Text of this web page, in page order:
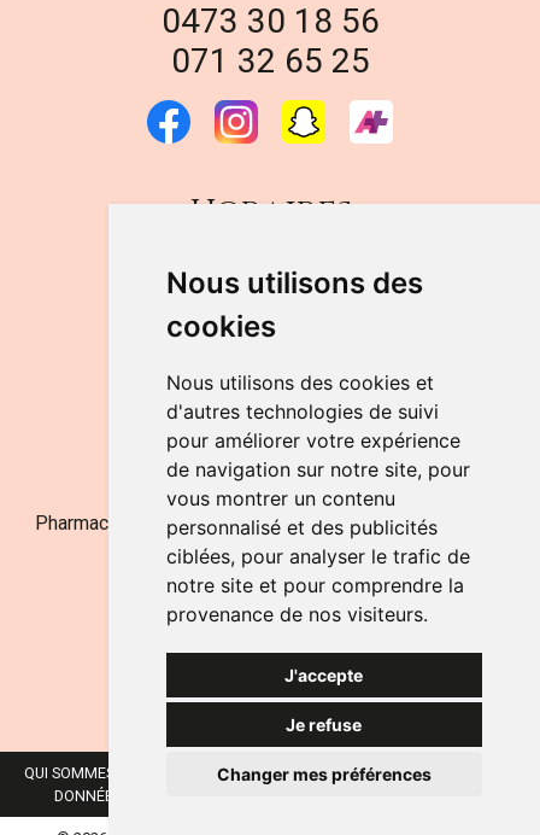
Nous utilisons des
cookies
Nous utilisons des cookies et
d'autres technologies de suivi
pour améliorer votre expérience
de navigation sur notre site, pour
vous montrer un contenu
personnalisé et des publicités
ciblées, pour analyser le trafic de
notre site et pour comprendre la
provenance de nos visiteurs.
J'accepte
Je refuse
Changer mes préférences
0473 30 18 56
071 32 65 25
Horaires
DU LUNDI AU VENDREDI
de 9h à 12h30 et de 14h à 18h
LE SAMEDI
de 9h à 12h30
NOUS CONTACTER
Pharmacie Jufarma - Fatima Abachra - APB 521704 - N°
Entreprise BE0882-700-592
QUI SOMMES-NOUS ? NOS MARQUES MENTIONS LÉGALES
DONNÉES PERSONNELLES